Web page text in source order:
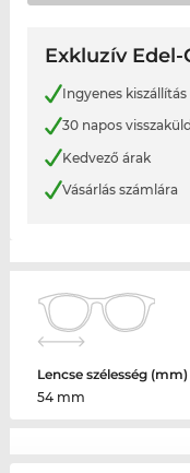
Exkluzív
Ingyenes kiszállítás
30 napos
Kedvező árak
Vásárlás számlára
Lencse szélesség (mm)
54 mm